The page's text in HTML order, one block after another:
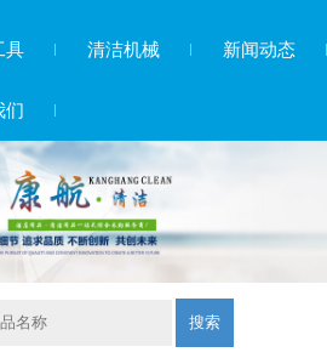
具 清洁机械 新闻动态
们
搜索